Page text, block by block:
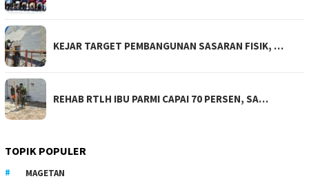
KEJAR TARGET PEMBANGUNAN SASARAN FISIK, …
REHAB RTLH IBU PARMI CAPAI 70 PERSEN, SA…
TOPIK POPULER
MAGETAN